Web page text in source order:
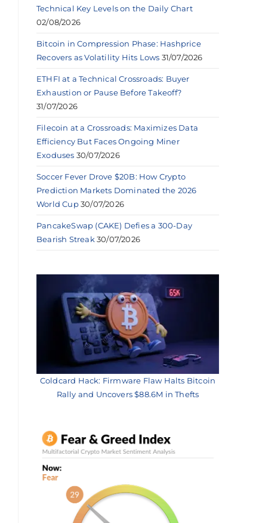
Technical Key Levels on the Daily Chart
02/08/2026
Bitcoin in Compression Phase: Hashprice
Recovers as Volatility Hits Lows 31/07/2026
ETHFI at a Technical Crossroads: Buyer
Exhaustion or Pause Before Takeoff?
31/07/2026
Filecoin at a Crossroads: Maximizes Data
Efficiency But Faces Ongoing Miner
Exoduses 30/07/2026
Soccer Fever Drove $20B: How Crypto
Prediction Markets Dominated the 2026
World Cup 30/07/2026
PancakeSwap (CAKE) Defies a 300-Day
Bearish Streak 30/07/2026
Coldcard Hack: Firmware Flaw Halts Bitcoin
Rally and Uncovers $88.6M in Thefts